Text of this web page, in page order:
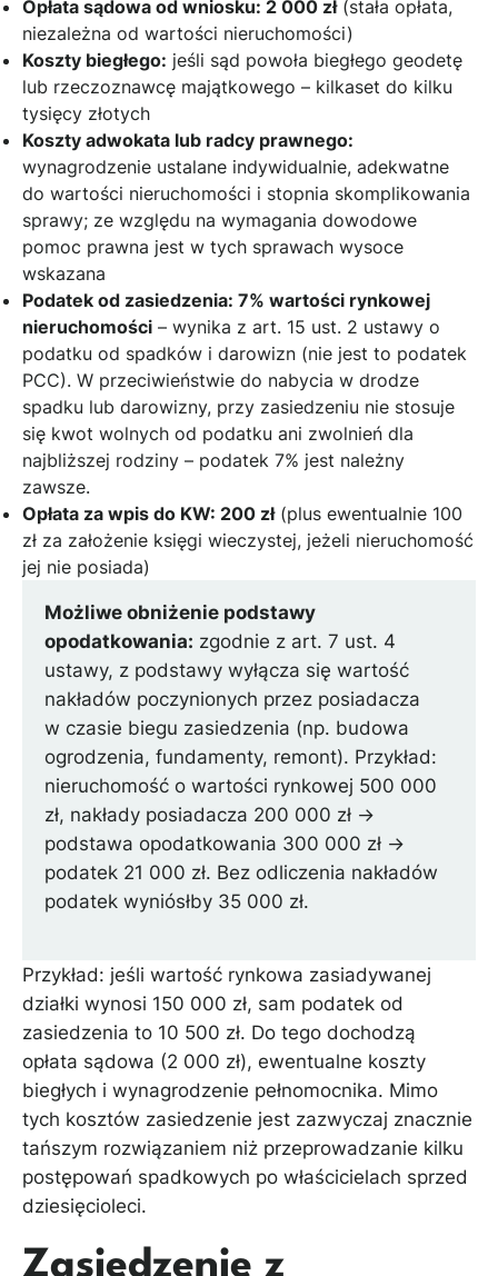
Opłata sądowa od wniosku: 2 000 zł(stała opłata,
niezależna od wartości nieruchomości)
Koszty biegłego: jeśli sąd powoła biegłego geodetę
lub rzeczoznawcę majątkowego – kilkaset do kilku
tysięcy złotych
Koszty adwokata lub radcy prawnego:
wynagrodzenie ustalane indywidualnie, adekwatne
do wartości nieruchomości i stopnia skomplikowania
sprawy; ze względu na wymagania dowodowe
pomoc prawna jest w tych sprawach wysoce
wskazana
Podatek od zasiedzenia: 7% wartości rynkowej
nieruchomości – wynika z art. 15 ust. 2 ustawy o
podatku od spadków i darowizn (nie jest to podatek
PCC). W przeciwieństwie do nabycia w drodze
spadku lub darowizny, przy zasiedzeniu nie stosuje
się kwot wolnych od podatku ani zwolnień dla
najbliższej rodziny – podatek 7% jest należny
zawsze.
Opłata za wpis do KW: 200 zł(plus ewentualnie 100
zł za założenie księgi wieczystej, jeżeli nieruchomość
jej nie posiada)
Możliwe obniżenie podstawy
opodatkowania: zgodnie z art. 7 ust. 4
ustawy, z podstawy wyłącza się wartość
nakładów poczynionych przez posiadacza
w czasie biegu zasiedzenia (np. budowa
ogrodzenia, fundamenty, remont). Przykład:
nieruchomość o wartości rynkowej 500 000
zł, nakłady posiadacza 200 000 zł →
podstawa opodatkowania 300 000 zł →
podatek 21 000 zł. Bez odliczenia nakładów
podatek wyniósłby 35 000 zł.
Przykład: jeśli wartość rynkowa zasiadywanej
działki wynosi 150 000 zł, sam podatek od
zasiedzenia to 10 500 zł. Do tego dochodzą
opłata sądowa (2 000 zł), ewentualne koszty
biegłych i wynagrodzenie pełnomocnika. Mimo
tych kosztów zasiedzenie jest zazwyczaj znacznie
tańszym rozwiązaniem niż przeprowadzanie kilku
postępowań spadkowych po właścicielach sprzed
dziesięcioleci.
Zasiedzenie z